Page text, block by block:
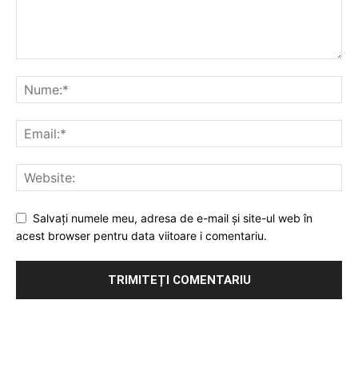
Salvați numele meu, adresa de e-mail și site-ul web în
acest browser pentru data viitoare i comentariu.